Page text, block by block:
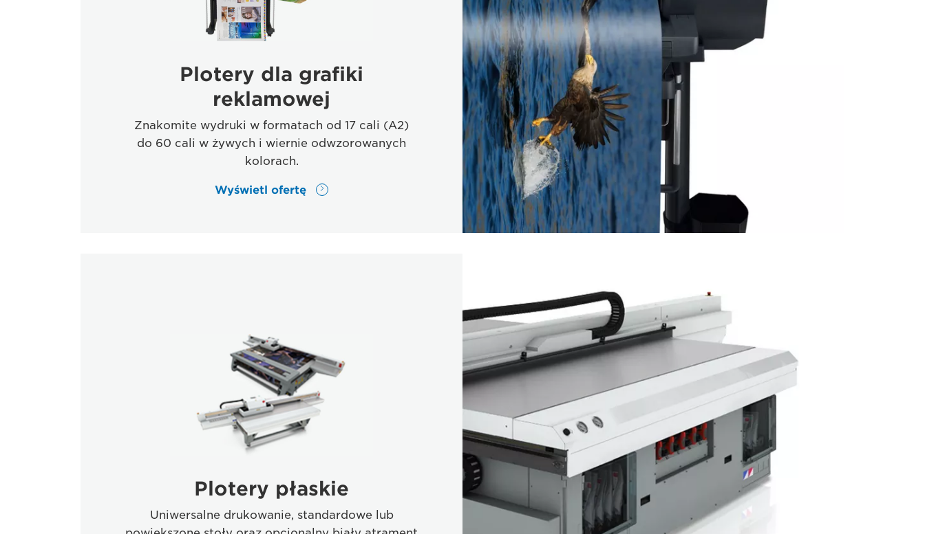
Plotery dla grafiki
reklamowej
Znakomite wydruki w formatach od 17 cali (A2)
do 60 cali w żywych i wiernie odwzorowanych
kolorach.
Wyświetl ofertę
Plotery płaskie
Uniwersalne drukowanie, standardowe lub